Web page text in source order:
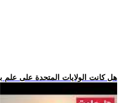
.. هل كانت الولايات المتحدة على علم